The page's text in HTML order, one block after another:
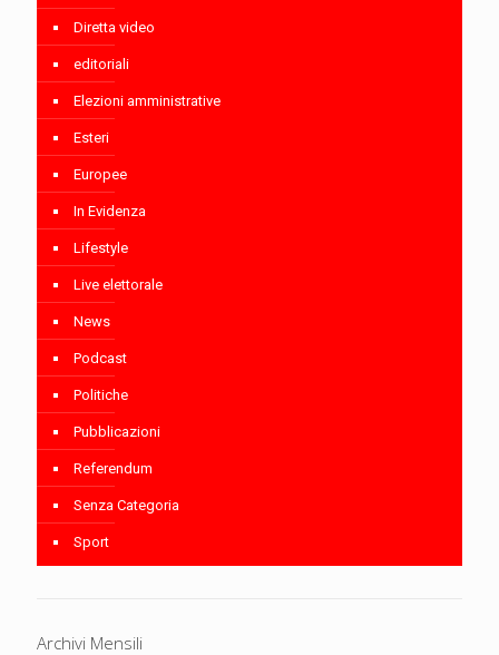
Diretta video
editoriali
Elezioni amministrative
Esteri
Europee
In Evidenza
Lifestyle
Live elettorale
News
Podcast
Politiche
Pubblicazioni
Referendum
Senza Categoria
Sport
Archivi Mensili